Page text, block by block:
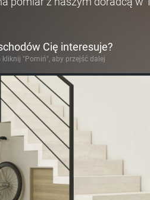
Cię interesuje?
kliknij "Pomiń", aby przejść dalej